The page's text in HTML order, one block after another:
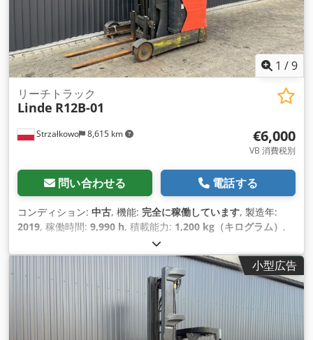
1 /9
Strzałkowo 8,615 km
リーチトラック
Linde R12B-01
€6,000
VB 消費税別
問い合わせる 電話する
コンディション: 中古, 機能: 完全に稼働しています, 製造年:
2019, 稼働時間: 9,990 h, 積載能力: 1,200 kg（キログラム） ,
, フリーリフト:2,407 mm
マスト型式:トリプレックス, 建設高:3,074 mm, 駆動方式:
小型広告